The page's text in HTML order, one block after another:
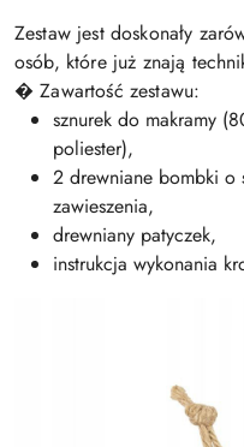
Zestaw jest doskonały
osób, które już znają
� Zawartość zestawu:
sznurek do makramy
poliester),
2 drewniane bombki o
zawieszenia,
drewniany patyczek,
instrukcja wykonania